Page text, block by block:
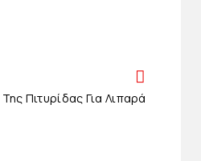
Πιτυρίδας Για Λιπαρά